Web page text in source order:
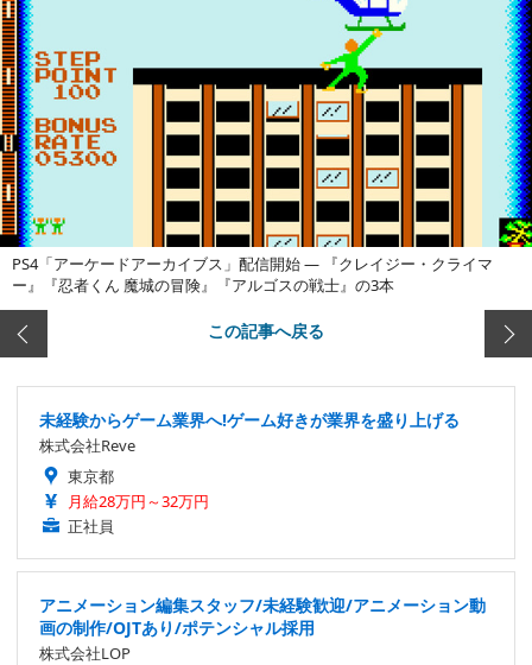
PS4「アーケードアーカイブス」配信開始 ― 『クレイジー・クライマ
ー』『忍者くん 魔城の冒険』『アルゴスの戦士』の3本
この記事へ戻る
未経験からゲーム業界へ!ゲーム好きが業界を盛り上げる
株式会社Reve
東京都
月給28万円～32万円
正社員
アニメーション編集スタッフ/未経験歓迎/アニメーション動
画の制作/OJTあり/ポテンシャル採用
株式会社LOP